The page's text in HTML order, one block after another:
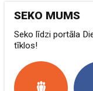
SEKO MUMS
Seko līdzi portāla
tīklos!